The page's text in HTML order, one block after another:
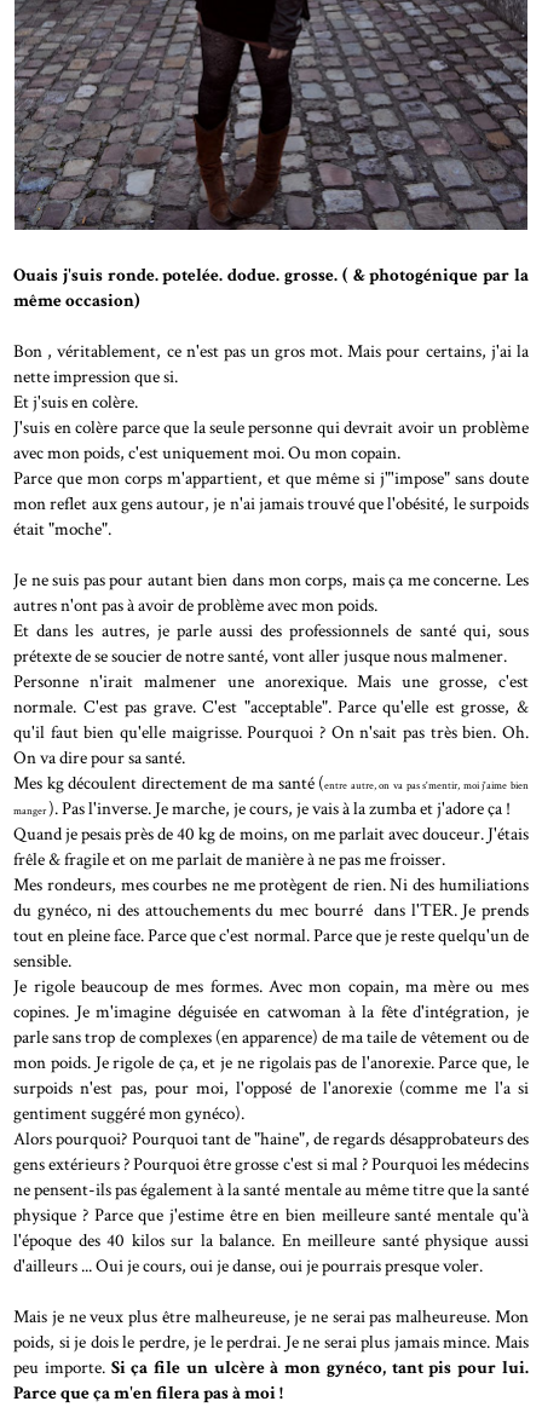
Ouais j'suis ronde. potelée. dodue. grosse. ( & photogénique par la
même occasion)
Bon , véritablement, ce n'est pas un gros mot. Mais pour certains, j'ai la
nette impression que si.
Et j'suis en colère.
J'suis en colère parce que la seule personne qui devrait avoir un problème
avec mon poids, c'est uniquement moi. Ou mon copain.
Parce que mon corps m'appartient, et que même si j"'impose" sans doute
mon reflet aux gens autour, je n'ai jamais trouvé que l'obésité, le surpoids
était "moche".
Je ne suis pas pour autant bien dans mon corps, mais ça me concerne. Les
autres n'ont pas à avoir de problème avec mon poids.
Et dans les autres, je parle aussi des professionnels de santé qui, sous
prétexte de se soucier de notre santé, vont aller jusque nous malmener.
Personne n'irait malmener une anorexique. Mais une grosse, c'est
normale. C'est pas grave. C'est "acceptable". Parce qu'elle est grosse, &
qu'il faut bien qu'elle maigrisse. Pourquoi ? On n'sait pas très bien. Oh.
On va dire pour sa santé.
Mes kg découlent directement de ma santé (entre autre, on va pas s'mentir, moi j'aime bien
manger). Pas l'inverse. Je marche, je cours, je vais à la zumba et j'adore ça !
Quand je pesais près de 40 kg de moins, on me parlait avec douceur. J'étais
frêle & fragile et on me parlait de manière à ne pas me froisser.
Mes rondeurs, mes courbes ne me protègent de rien. Ni des humiliations
du gynéco, ni des attouchements du mec bourré dans l'TER. Je prends
tout en pleine face. Parce que c'est normal. Parce que je reste quelqu'un de
sensible.
Je rigole beaucoup de mes formes. Avec mon copain, ma mère ou mes
copines. Je m'imagine déguisée en catwoman à la fête d'intégration, je
parle sans trop de complexes (en apparence) de ma taile de vêtement ou de
mon poids. Je rigole de ça, et je ne rigolais pas de l'anorexie. Parce que, le
surpoids n'est pas, pour moi, l'opposé de l'anorexie (comme me l'a si
gentiment suggéré mon gynéco).
Alors pourquoi? Pourquoi tant de "haine", de regards désapprobateurs des
gens extérieurs ? Pourquoi être grosse c'est si mal ? Pourquoi les médecins
ne pensent-ils pas également à la santé mentale au même titre que la santé
physique ? Parce que j'estime être en bien meilleure santé mentale qu'à
l'époque des 40 kilos sur la balance. En meilleure santé physique aussi
d'ailleurs ... Oui je cours, oui je danse, oui je pourrais presque voler.
Mais je ne veux plus être malheureuse, je ne serai pas malheureuse. Mon
poids, si je dois le perdre, je le perdrai. Je ne serai plus jamais mince. Mais
peu importe. Si ça file un ulcère à mon gynéco, tant pis pour lui.
Parce que ça m'en filera pas à moi !